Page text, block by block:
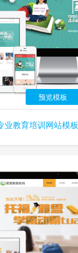
预览模板
业教育培训网站模板